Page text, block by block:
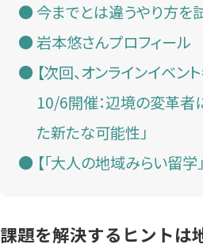
今までとは違うやり方を
岩本悠さんプロフィール
【次回、オンラインイベン
10/6開催：辺境の変革者
た新たな可能性」
【「大人の地域みらい留学
課題を解決するヒントは